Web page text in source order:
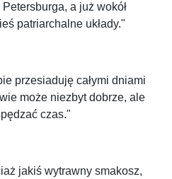
a już wokół
patriarchalne układy."
przesiaduję całymi dniami
może niezbyt dobrze, ale
czas."
jakiś wytrawny smakosz,